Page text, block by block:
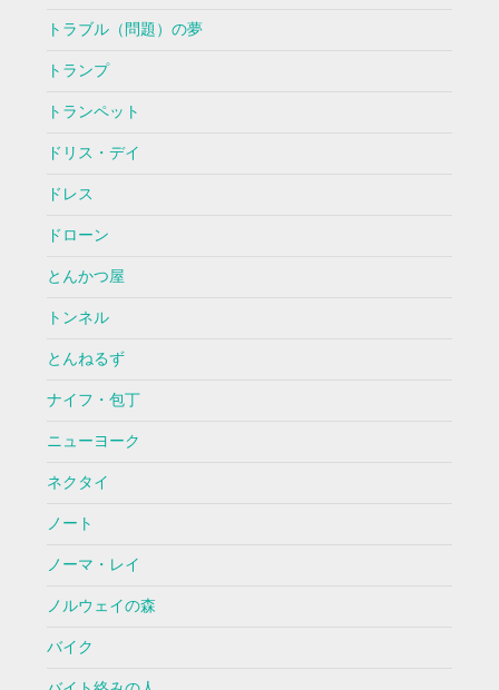
トラブル（問題）の夢
トランプ
トランペット
ドリス・デイ
ドレス
ドローン
とんかつ屋
トンネル
とんねるず
ナイフ・包丁
ニューヨーク
ネクタイ
ノート
ノーマ・レイ
ノルウェイの森
バイク